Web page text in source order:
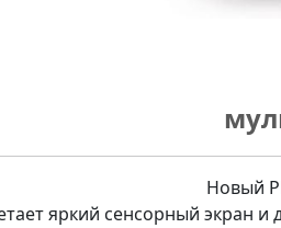
Новый
яркий сенсорный экран